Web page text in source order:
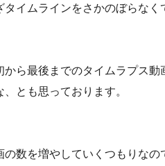
タイムラインをさかのぼらなく
から最後までのタイムラプス
とも思っております。
の数を増やしていくつもりな